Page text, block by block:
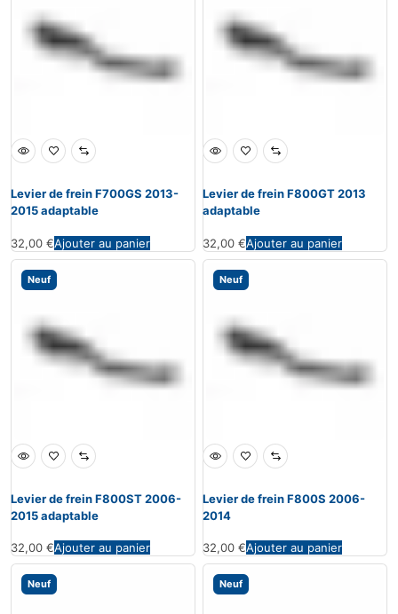
Levier de frein F700GS 2013-
2015 adaptable
32,00 €Ajouter au panier
Levier de frein F800GT 2013
adaptable
32,00 €Ajouter au panier
Neuf
Levier de frein F800ST 2006-
2015 adaptable
32,00 €Ajouter au panier
Neuf
Levier de frein F800S 2006-
2014
32,00 €Ajouter au panier
Neuf Neuf